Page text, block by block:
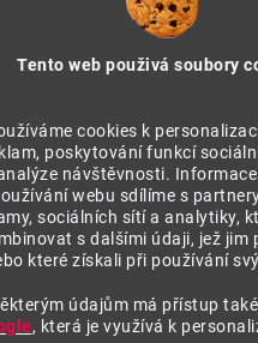
Tento web použivá soubory
cookies k
poskytování funkcí
návštěvnosti.
webu sdílíme s
sociálních sítí a analytiky,
s dalšími údaji, jež jim
které získali při používání
údajům má přístup
, která je využívá k
1972 mm, přídavné moduly